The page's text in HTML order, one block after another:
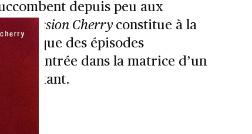
depuis peu aux
Depression Cherry constitue à la
des épisodes
d’entrée dans la matrice d’un
important.